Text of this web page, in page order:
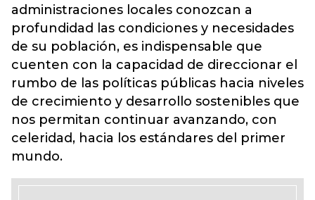
administraciones locales conozcan a
profundidad las condiciones y necesidades
de su población, es indispensable que
cuenten con la capacidad de direccionar el
rumbo de las políticas públicas hacia niveles
de crecimiento y desarrollo sostenibles que
nos permitan continuar avanzando, con
celeridad, hacia los estándares del primer
mundo.